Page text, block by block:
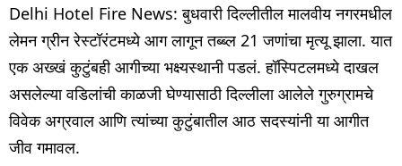
Delhi Hotel Fire News: बुधवारी दिल्लीतील मालवीय नगरमधील
लेमन ग्रीन रेस्टॉरंटमध्ये आग लागून तब्ब्ल 21 जणांचा मृत्यू झाला. यात
एक अख्खं कुटुंबही आगीच्या भक्ष्यस्थानी पडलं. हॉस्पिटलमध्ये दाखल
असलेल्या वडिलांची काळजी घेण्यासाठी दिल्लीला आलेले गुरुग्रामचे
विवेक अग्रवाल आणि त्यांच्या कुटुंबातील आठ सदस्यांनी या आगीत
जीव गमावल.